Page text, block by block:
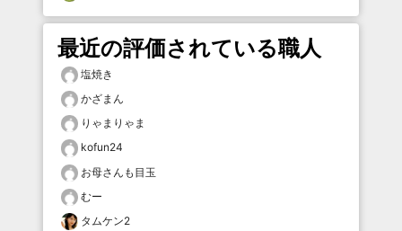
最近の評価されている職人
塩焼き
かざまん
りゃまりゃま
kofun24
お母さんも目玉
むー
タムケン2